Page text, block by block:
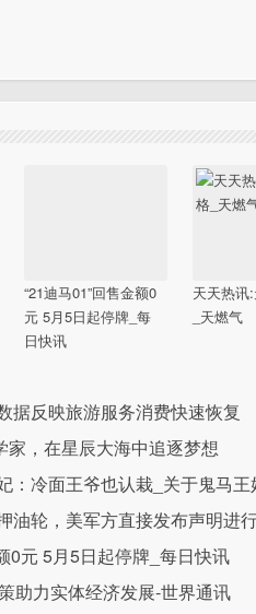
“21迪马01”回售金额0
元 5月5日起停牌_每
日快讯
天天热讯
_天燃气
据反映旅游服务消费快速恢复
家，在星辰大海中追逐梦想
：冷面王爷也认栽_关于鬼马
油轮，美军方直接发布声明进
0元 5月5日起停牌_每日快讯
助力实体经济发展-世界通讯